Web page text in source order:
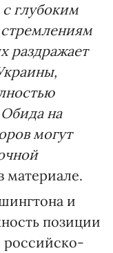
глубоким
раздражает
на
могут
материале.
и
позиции
российско-